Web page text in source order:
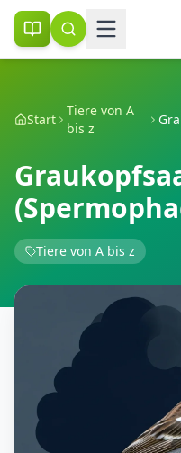
Start
Tiere von A
bis z
Tiere von A bis z